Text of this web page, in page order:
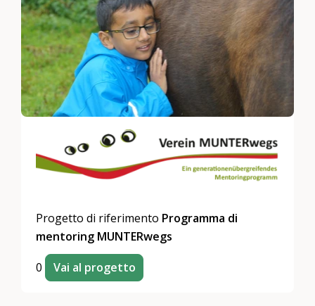
Progetto di riferimento Programma di
mentoring MUNTERwegs
0 Vai al progetto